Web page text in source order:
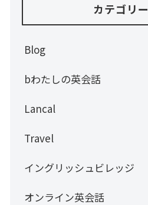
カテゴリー
Blog
bわたしの英会話
Lancal
Travel
イングリッシュビレッジ
オンライン英会話